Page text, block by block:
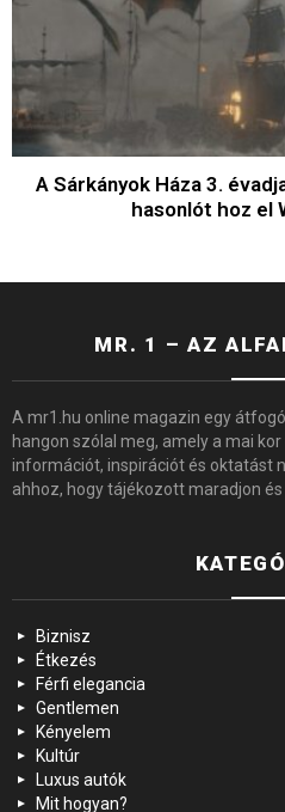
A Sárkányok Háza 3.
hasonlót hoz el
MR. 1 – AZ
A mr1.hu online magazin egy
hangon szólal meg, amely a mai
információt, inspirációt és oktatást
ahhoz, hogy tájékozott maradjon
Biznisz
Étkezés
Férfi elegancia
Gentlemen
Kényelem
Kultúr
Luxus autók
Mit hogyan?